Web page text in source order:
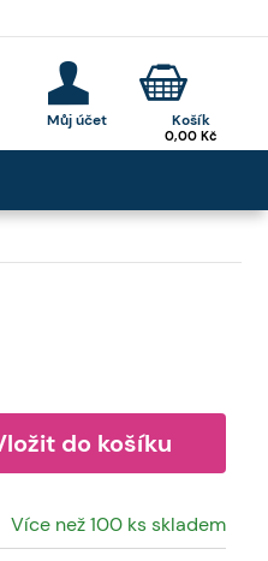
Více než 100 ks skladem
0,00 Kč